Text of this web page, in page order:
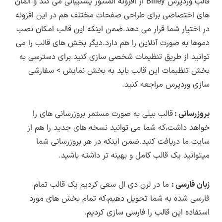
فارسی سازی یا ترجمه محصول نباشند باید توسط
طراح اصلی رفع شوند و تا رفع این مشکلات باید
منتظر انتشار نسخه بروزرسانی توسط طراح اصلی
محصول باشید.
انتشار نسخه جدید هر محصول از بخش اطلاع
رسانیبروزرسانی در سایت لرن دی ال
های اختصاصی برای طراحی صفحات مختلف هم در این افزونه
در اختیار شما قرار می دهد.ضمن اینکه این قالب امکان نصب
دموها به صورت آنلاین را هم دارد.دیگر بخش های قالب را می
توانید از طریق تنظیمات شخصی سازی کنید.برای دسترسی به
بخش تنظیمات این قالب باید به بخش نمایش > سفارشی
سازی وردپرس مراجعه کنید.
بروزرسانی :قالب بیلی به صورت مستمر بروزرسانی های را
خواهد داشت،که شما می توانید نسخه های جدید را هم از
سایت ما دریافت کنید.ضمن اینکه در هر بروزرسانی شما
میتوانید یک قالب کامل و بهینه تر داشته باشید.
زبان فارسی : ما در لرن دی ال سعی کردیم یک قالب تمام
فارسی شده به شما تحویل دهیم،که تمام بخش های مورد
استفاده این قالب را فارسی سازی کردیم.